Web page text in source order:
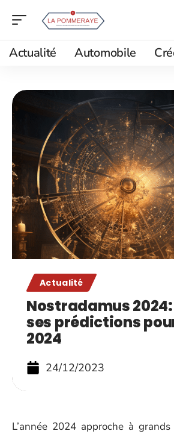
Actualité Automobile
Actualité
Nostradamus 2024:
ses prédictions
2024
24/12/2023
L’année 2024 approche à